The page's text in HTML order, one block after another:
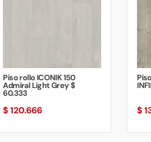
Piso rollo ICONIK 150
Admiral Light Grey $
60.333
$ 120.666 $